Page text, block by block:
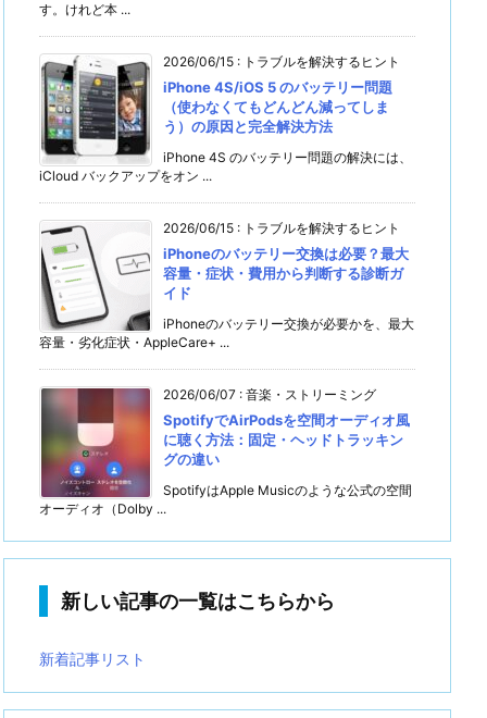
す。けれど本 ...
2026/06/15 : トラブルを解決するヒント
iPhone 4S/iOS 5 のバッテリー問題
（使わなくてもどんどん減ってしま
う）の原因と完全解決方法
iPhone 4S のバッテリー問題の解決には、
iCloud バックアップをオン ...
2026/06/15 : トラブルを解決するヒント
iPhoneのバッテリー交換は必要？最大
容量・症状・費用から判断する診断ガ
イド
iPhoneのバッテリー交換が必要かを、最大
容量・劣化症状・AppleCare+ ...
2026/06/07 : 音楽・ストリーミング
SpotifyでAirPodsを空間オーディオ風
に聴く方法：固定・ヘッドトラッキン
グの違い
SpotifyはApple Musicのような公式の空間
オーディオ（Dolby ...
新しい記事の一覧はこちらから
新着記事リスト